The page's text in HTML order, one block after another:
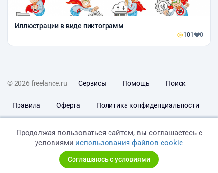
Иллюстрации в виде пиктограмм
101 0
© 2026 freelance.ru Сервисы Помощь Поиск
Правила Оферта Политика конфиденциальности
Продолжая пользоваться сайтом, вы соглашаетесь с
условиями использования файлов cookie
Соглашаюсь с условиями